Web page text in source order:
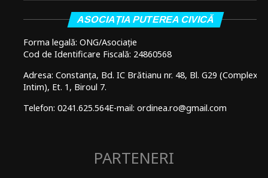
ASOCIAȚIA PUTEREA CIVICĂ
Forma legală: ONG/Asociație
Cod de Identificare Fiscală: 24860568
Adresa: Constanța, Bd. IC Brătianu nr. 48, Bl. G29 (Complex
Intim), Et. 1, Biroul 7.
Telefon: 0241.625.564E-mail: ordinea.ro@gmail.com
PARTENERI